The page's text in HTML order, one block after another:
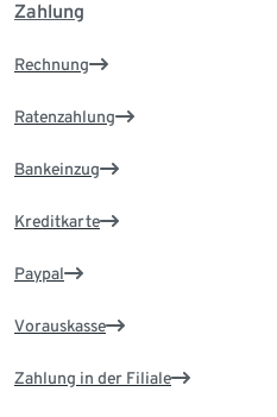
Zahlung
Rechnung
Ratenzahlung
Bankeinzug
Kreditkarte
Paypal
Vorauskasse
Zahlung in der Filiale